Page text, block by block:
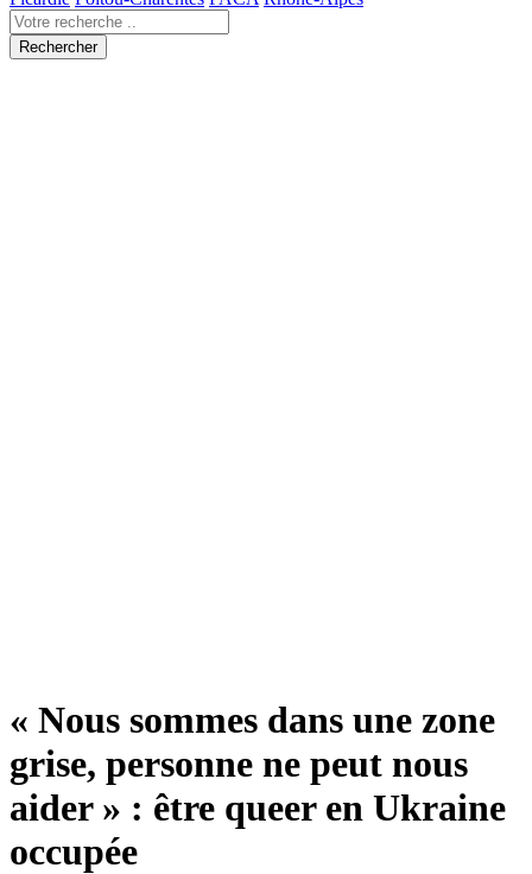
Rechercher
« Nous sommes dans une zone
grise, personne ne peut nous
aider » : être queer en Ukraine
occupée